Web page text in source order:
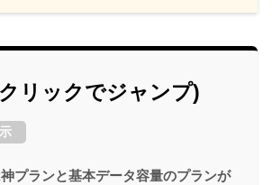
リックでジャンプ)
プランと基本データ容量のプランが